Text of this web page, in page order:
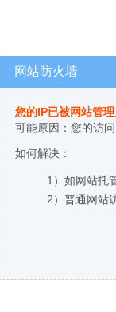
网站防火墙
您的IP已被网站管
可能原因：您的访
如何解决：
1）如网站托
2）普通网站